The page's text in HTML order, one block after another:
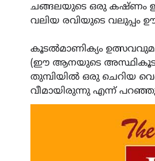
ചങ്ങലയുടെ ഒരു കഷ്ണം
വലിയ രവിയുടെ വലുപ്പം
കൂടൽമാണിക്യം
(ഈ ആനയുടെ അസ്ഥികൂടം
തുമ്പിയിൽ ഒരു ചെറിയ
വീമായിരുന്നു എന്ന് പറഞ്ഞു